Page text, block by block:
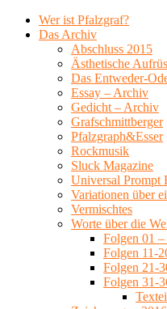
Wer ist Pfalzgraf?
Das Archiv
Abschluss 2015
Ästhetische
Das Entweder-
Essay – Archiv
Gedicht – Archiv
Grafschmittberger
Pfalzgraph&Esser
Rockmusik
Sluck Magazine
Universal Prompt
Variationen über
Vermischtes
Worte über die
Folgen 01 –
Folgen 11-
Folgen 21-
Folgen 31-